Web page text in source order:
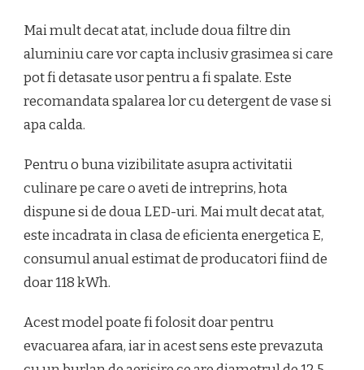
Mai mult decat atat, include doua filtre din
aluminiu care vor capta inclusiv grasimea si care
pot fi detasate usor pentru a fi spalate. Este
recomandata spalarea lor cu detergent de vase si
apa calda.
Pentru o buna vizibilitate asupra activitatii
culinare pe care o aveti de intreprins, hota
dispune si de doua LED-uri. Mai mult decat atat,
este incadrata in clasa de eficienta energetica E,
consumul anual estimat de producatori fiind de
doar 118 kWh.
Acest model poate fi folosit doar pentru
evacuarea afara, iar in acest sens este prevazuta